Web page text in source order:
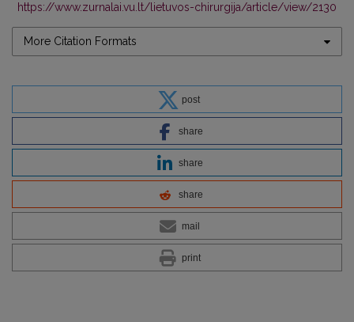
https://www.zurnalai.vu.lt/lietuvos-chirurgija/article/view/2130
More Citation Formats
post
share
share
share
mail
print